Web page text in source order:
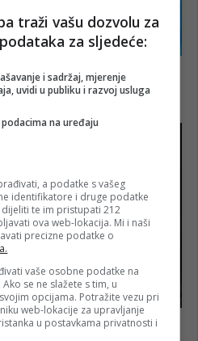
traži vašu dozvolu za
za sljedeće:
i sadržaj, mjerenje
uvidi u publiku i razvoj usluga
na uređaju
a podatke s vašeg
identifikatore i druge podatke
te im pristupati 212
ova web-lokacija. Mi i naši
precizne podatke o
vaše osobne podatke na
se ne slažete s tim, u
opcijama. Potražite vezu pri
web-lokacije za upravljanje
u postavkama privatnosti i